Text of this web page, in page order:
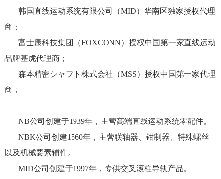
韩国直线运动系统有限公司（MID）华南区独家授权代理
商；
富士康科技集团（FOXCONN）授权中国第一家直线运动
品牌基虎代理商；
森本精密シャフト株式会社（MSS）授权中国第一家代理
商；
NB公司创建于1939年，主营高端直线运动系统零配件。
NBK公司创建1560年，主营联轴器、钳制器、特殊螺丝
以及机械要素辅件。
MID公司创建于1997年，专供交叉滚柱导轨产品。